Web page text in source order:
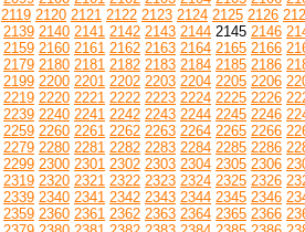
2119 2120 2121 2122 2123 2124 2125 2126
2139 2140 2141 2142 2143 2144 2145 2146
2159 2160 2161 2162 2163 2164 2165 2166
2179 2180 2181 2182 2183 2184 2185 2186
2199 2200 2201 2202 2203 2204 2205 2206
2219 2220 2221 2222 2223 2224 2225 2226
2239 2240 2241 2242 2243 2244 2245 2246
2259 2260 2261 2262 2263 2264 2265 2266
2279 2280 2281 2282 2283 2284 2285 2286
2299 2300 2301 2302 2303 2304 2305 2306
2319 2320 2321 2322 2323 2324 2325 2326
2339 2340 2341 2342 2343 2344 2345 2346
2359 2360 2361 2362 2363 2364 2365 2366